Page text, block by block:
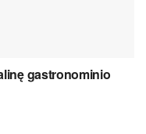
gastronominio